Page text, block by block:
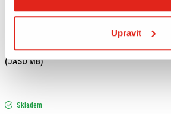
Upravit
HONDA ORIGINAL MOTOROVÝ OLEJ 10W-30 MA
(JASO MB)
Skladem